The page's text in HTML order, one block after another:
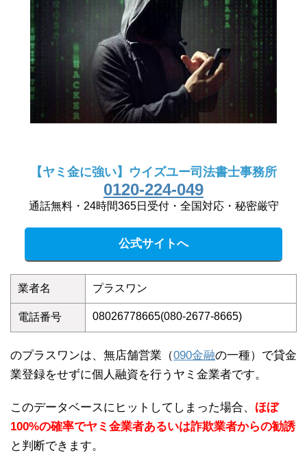
【ヤミ金に強い】ウイズユー司法書士事務所
0120-224-049
通話無料・24時間365日受付・全国対応・秘密厳守
公式サイトへ
業者名 プラスワン
電話番号 08026778665(080-2677-8665)
のプラスワンは、無店舗営業（090金融の一種）で貸金
業登録をせずに個人融資を行うヤミ金業者です。
このデータベースにヒットしてしまった場合、 ほぼ
100%の確率でヤミ金業者あるいは詐欺業者からの勧誘
と判断できます。